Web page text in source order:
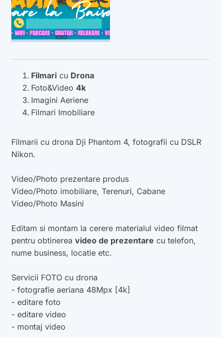
Filmari cu Drona
Foto&Video 4k
Imagini Aeriene
Filmari Imobiliare
Filmarii cu drona Dji Phantom 4, fotografii cu DSLR
Nikon.
Video/Photo prezentare produs
Video/Photo imobiliare, Terenuri, Cabane
Video/Photo Masini
Editam si montam la cerere materialul video filmat
pentru obtinerea video de prezentare cu telefon,
nume business, locatie etc.
Servicii FOTO cu drona
- fotografie aeriana 48Mpx [4k]
- editare foto
- editare video
- montaj video